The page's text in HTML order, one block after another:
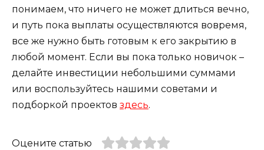
понимаем, что ничего не может длиться вечно,
и путь пока выплаты осуществляются вовремя,
все же нужно быть готовым к его закрытию в
любой момент. Если вы пока только новичок –
делайте инвестиции небольшими суммами
или воспользуйтесь нашими советами и
подборкой проектов здесь.
Оцените статью